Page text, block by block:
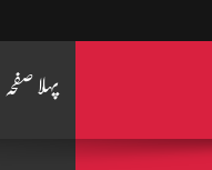
پہلا صفحہ